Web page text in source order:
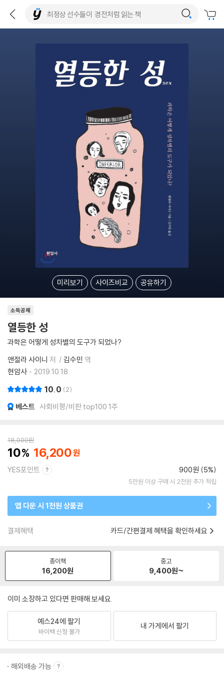
미리보기 사이즈비교 공유하기
소득공제
열등한 성
과학은 어떻게 성차별의 도구가 되었나?
앤절라 사이니 저 김수민 역
현암사
2019.10.18.
10.0 2
베스트 사회비평/비판 top100 1주
18,000원
10 16,200
YES포인트 900원 (5%)
5만원 이상 구매 시 2천원 추가 적립
앱 다운 시 1천원 상품권
결제혜택 카드/간편결제 혜택을 확인하세요
종이책
16,200원
중고
9,400원~
이미 소장하고 있다면 판매해 보세요.
예스24에 팔기
바이백 신청 불가
내 가게에서 팔기
해외배송 가능